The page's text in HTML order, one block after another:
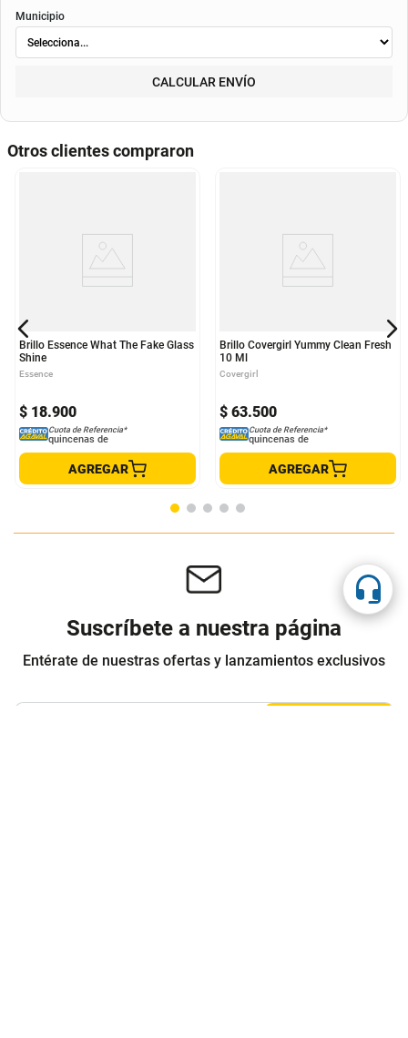
Municipio
CALCULAR ENVÍO
Otros clientes compraron
Brillo Essence What The Fake Glass
Shine
Essence
$ 18.900
Cuota de Referencia*
quincenas de
AGREGAR
Brillo Covergirl Yummy Clean Fresh
10 Ml
Covergirl
$ 63.500
Cuota de Referencia*
quincenas de
AGREGAR
Suscríbete a nuestra página
Entérate de nuestras ofertas y lanzamientos exclusivos